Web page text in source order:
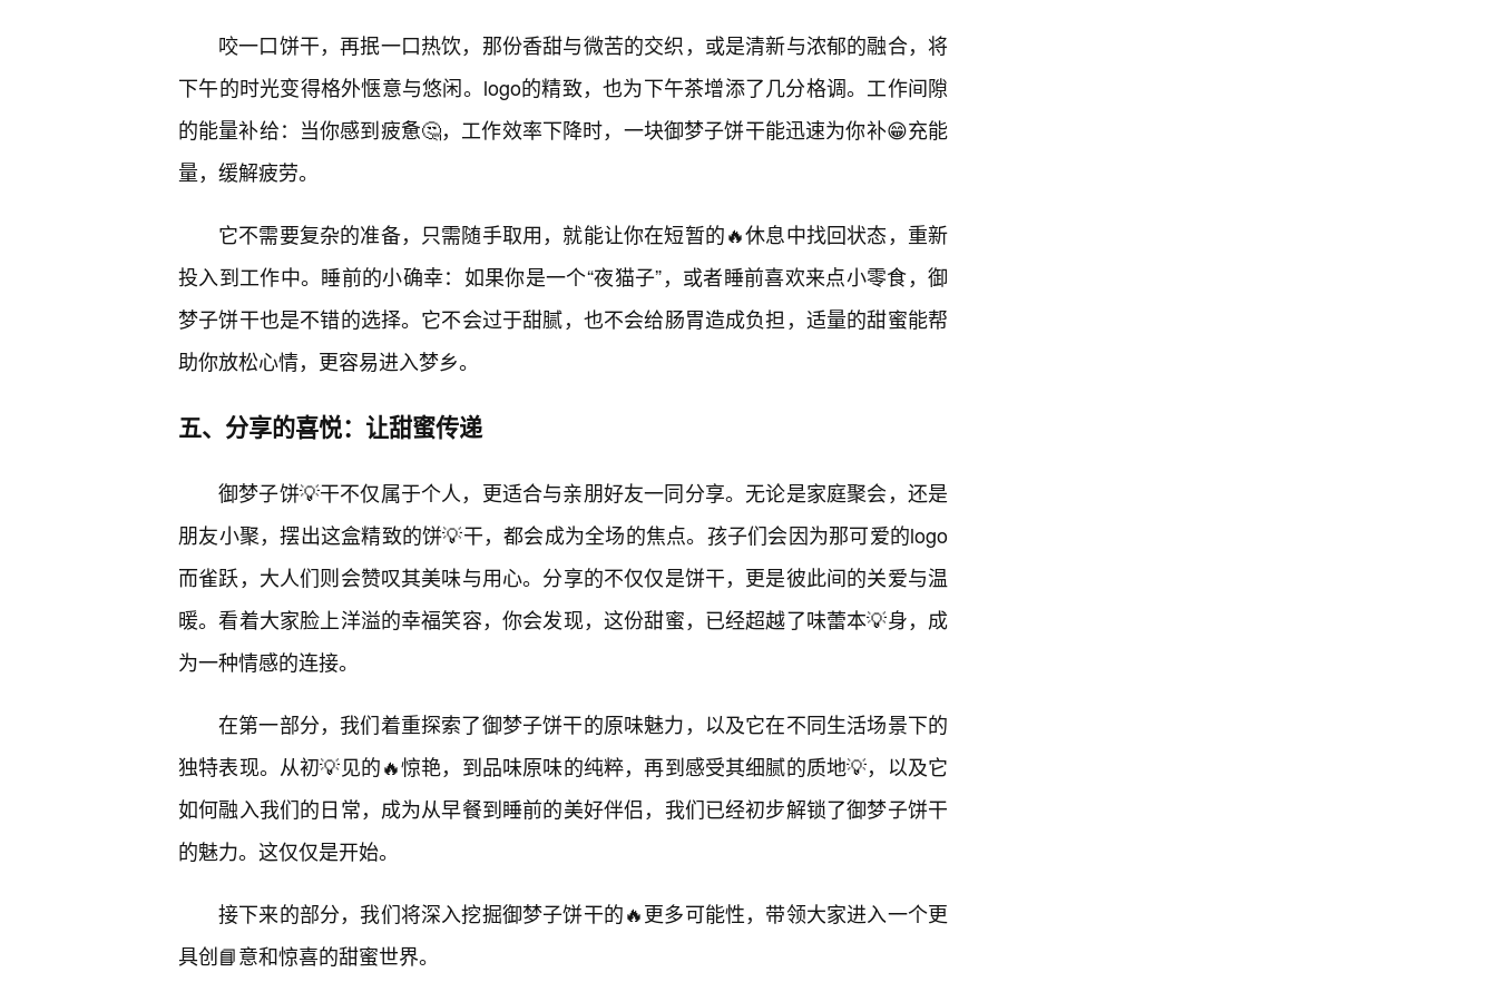
咬一口饼干，再抿一口热饮，那份香甜与微苦的交织，或是清新与浓郁的融合，将
下午的时光变得格外惬意与悠闲。logo的精致，也为下午茶增添了几分格调。工作间隙
的能量补给：当你感到疲惫🤔，工作效率下降时，一块御梦子饼干能迅速为你补😁充能
量，缓解疲劳。
它不需要复杂的准备，只需随手取用，就能让你在短暂的🔥休息中找回状态，重新
投入到工作中。睡前的小确幸：如果你是一个“夜猫子”，或者睡前喜欢来点小零食，御
梦子饼干也是不错的选择。它不会过于甜腻，也不会给肠胃造成负担，适量的甜蜜能帮
助你放松心情，更容易进入梦乡。
五、分享的喜悦：让甜蜜传递
御梦子饼💡干不仅属于个人，更适合与亲朋好友一同分享。无论是家庭聚会，还是
朋友小聚，摆出这盒精致的饼💡干，都会成为全场的焦点。孩子们会因为那可爱的logo
而雀跃，大人们则会赞叹其美味与用心。分享的不仅仅是饼干，更是彼此间的关爱与温
暖。看着大家脸上洋溢的幸福笑容，你会发现，这份甜蜜，已经超越了味蕾本💡身，成
为一种情感的连接。
在第一部分，我们着重探索了御梦子饼干的原味魅力，以及它在不同生活场景下的
独特表现。从初💡见的🔥惊艳，到品味原味的纯粹，再到感受其细腻的质地💡，以及它
如何融入我们的日常，成为从早餐到睡前的美好伴侣，我们已经初步解锁了御梦子饼干
的魅力。这仅仅是开始。
接下来的部分，我们将深入挖掘御梦子饼干的🔥更多可能性，带领大家进入一个更
具创📘意和惊喜的甜蜜世界。